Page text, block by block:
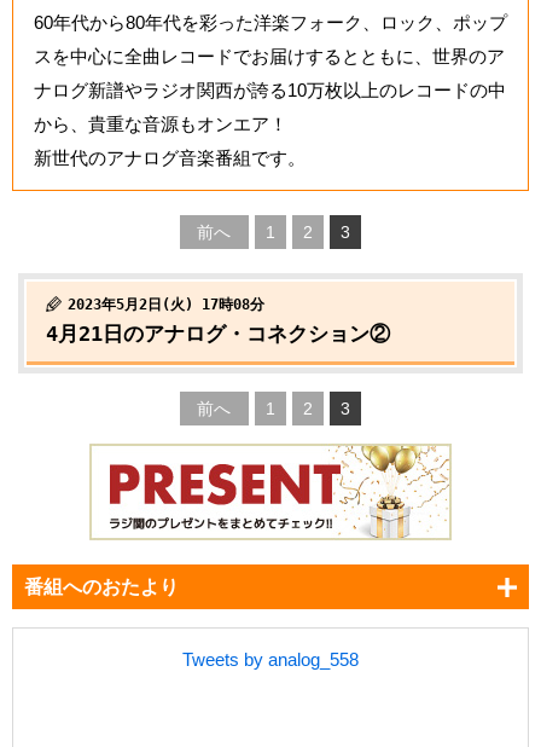
60年代から80年代を彩った洋楽フォーク、ロック、ポップ
スを中心に全曲レコードでお届けするとともに、世界のア
ナログ新譜やラジオ関西が誇る10万枚以上のレコードの中
から、貴重な音源もオンエア！
新世代のアナログ音楽番組です。
前へ 1 2 3
2023年5月2日(火) 17時08分
4月21日のアナログ・コネクション②
前へ 1 2 3
番組へのおたより
Tweets by analog_558